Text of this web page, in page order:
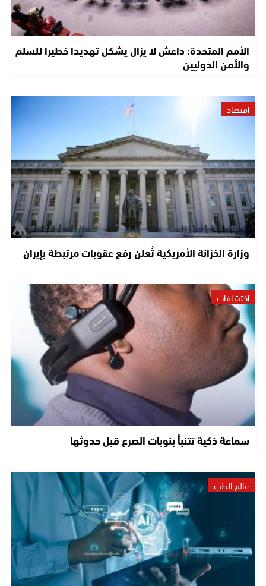
الأمم المتحدة: داعش لا يزال يشكل تهديدا خطيرا للسلم
والأمن الدوليين
اقتصاد
وزارة الخزانة الأمريكية تُعلن رفع عقوبات مرتبطة بإيران
اكتشافات
سماعة ذكية تتنبأ بنوبات الصرع قبل حدوثها
عالم الطب